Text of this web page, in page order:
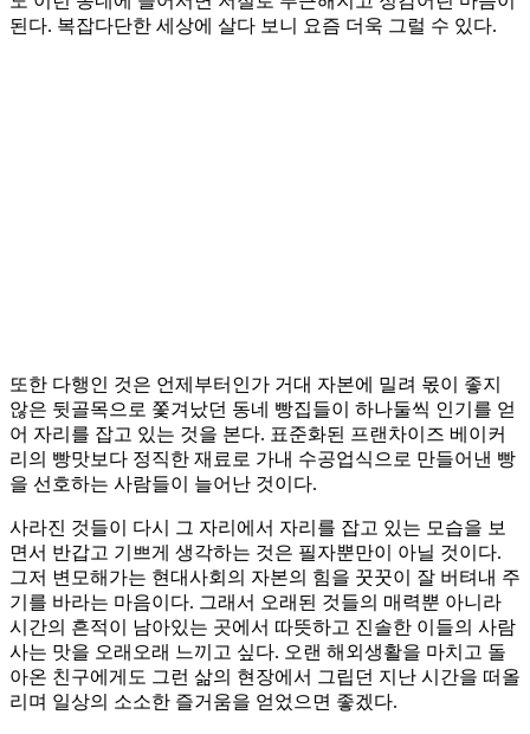
된다. 복잡다단한 세상에 살다 보니 요즘 더욱 그럴 수 있다.
또한 다행인 것은 언제부터인가 거대 자본에 밀려 몫이 좋지
않은 뒷골목으로 쫓겨났던 동네 빵집들이 하나둘씩 인기를 얻
어 자리를 잡고 있는 것을 본다. 표준화된 프랜차이즈 베이커
리의 빵맛보다 정직한 재료로 가내 수공업식으로 만들어낸 빵
을 선호하는 사람들이 늘어난 것이다.
사라진 것들이 다시 그 자리에서 자리를 잡고 있는 모습을 보
면서 반갑고 기쁘게 생각하는 것은 필자뿐만이 아닐 것이다.
그저 변모해가는 현대사회의 자본의 힘을 꿋꿋이 잘 버텨내 주
기를 바라는 마음이다. 그래서 오래된 것들의 매력뿐 아니라
시간의 흔적이 남아있는 곳에서 따뜻하고 진솔한 이들의 사람
사는 맛을 오래오래 느끼고 싶다. 오랜 해외생활을 마치고 돌
아온 친구에게도 그런 삶의 현장에서 그립던 지난 시간을 떠올
리며 일상의 소소한 즐거움을 얻었으면 좋겠다.